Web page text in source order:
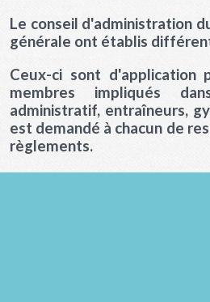
Le conseil d'administration
générale ont établis
Ceux-ci sont d'application
membres impliqués
administratif, entraîneurs,
est demandé à chacun de
règlements.